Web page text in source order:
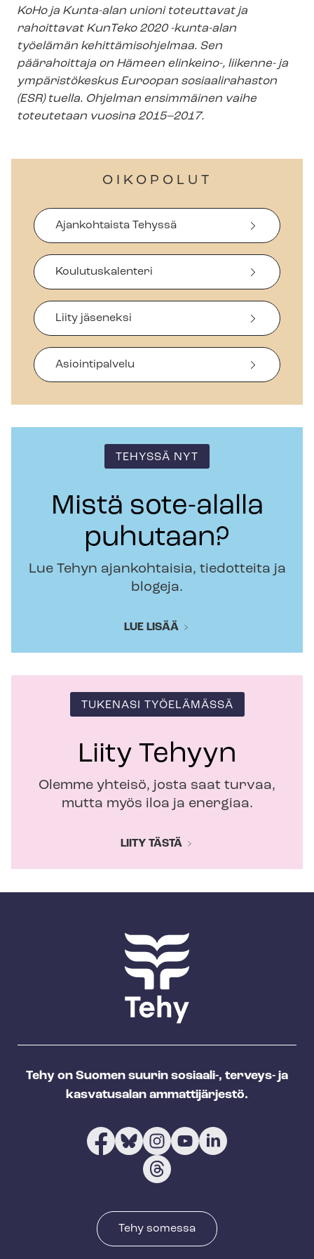
KoHo ja Kunta-alan unioni toteuttavat ja
rahoittavat KunTeko 2020 -kunta-alan
työelämän ke­hit­tä­mis­oh­jel­maa. Sen
päärahoittaja on Hämeen elinkeino-, liikenne- ja
ympäristökeskus Euroopan sosiaalirahaston
(ESR) tuella. Ohjelman ensimmäinen vaihe
toteutetaan vuosina 2015–2017.
OIKOPOLUT
Ajankohtaista Tehyssä
Koulutuskalenteri
Liity jäseneksi
Asiointipalvelu
TEHYSSÄ NYT
Mistä sote-alalla
puhutaan?
Lue Tehyn ajankohtaisia, tiedotteita ja
blogeja.
LUE LISÄÄ
TUKENASI TYÖELÄMÄSSÄ
Liity Tehyyn
Olemme yhteisö, josta saat turvaa,
mutta myös iloa ja energiaa.
LIITY TÄSTÄ
Tehy on Suomen suurin sosiaali-, terveys- ja
kasvatusalan ammattijärjestö.
Tehy somessa